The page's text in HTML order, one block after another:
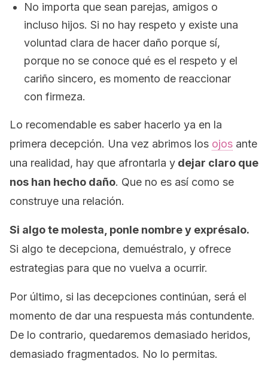
No importa que sean parejas, amigos o
incluso hijos. Si no hay respeto y existe una
voluntad clara de hacer daño porque sí,
porque no se conoce qué es el respeto y el
cariño sincero, es momento de reaccionar
con firmeza.
Lo recomendable es saber hacerlo ya en la
primera decepción. Una vez abrimos los ojos ante
una realidad, hay que afrontarla y dejar claro que
nos han hecho daño. Que no es así como se
construye una relación.
Si algo te molesta, ponle nombre y exprésalo.
Si algo te decepciona, demuéstralo, y ofrece
estrategias para que no vuelva a ocurrir.
Por último, si las decepciones continúan, será el
momento de dar una respuesta más contundente.
De lo contrario, quedaremos demasiado heridos,
demasiado fragmentados. No lo permitas.